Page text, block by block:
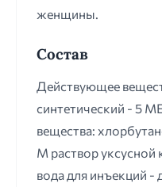
женщины.
Состав
Действующее
синтетический - 5
вещества:
М раствор
вода для инъекций -